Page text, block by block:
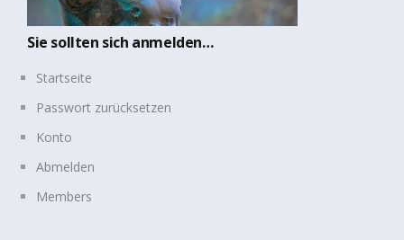
Sie sollten sich anmelden…
Startseite
Passwort zurücksetzen
Konto
Abmelden
Members